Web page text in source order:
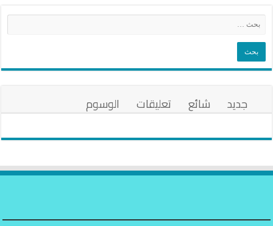
جديد شائع تعليقات الوسوم